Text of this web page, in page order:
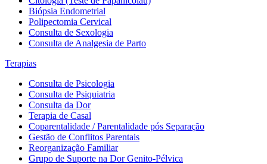
Biópsia Endometrial
Polipectomia Cervical
Consulta de Sexologia
Consulta de Analgesia de Parto
Terapias
Consulta de Psicologia
Consulta de Psiquiatria
Consulta da Dor
Terapia de Casal
Coparentalidade / Parentalidade pós Separação
Gestão de Conflitos Parentais
Reorganização Familiar
Grupo de Suporte na Dor Genito-Pélvica